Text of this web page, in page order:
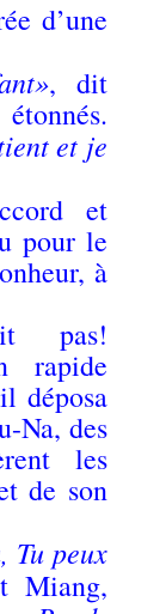
d’une
, dit
et je
et
pour le
à
pas!
rapide
déposa
Na, des
les
de son
Tu peux
Miang,